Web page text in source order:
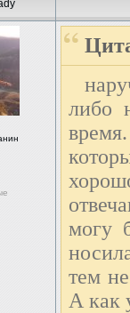
либо
могу
тем
А как